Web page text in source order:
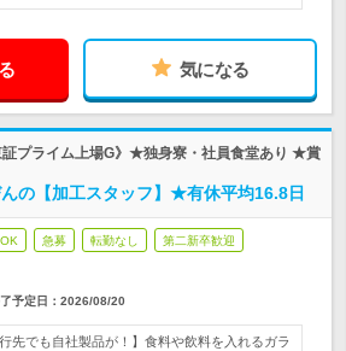
気になる
証プライム上場G》★独身寮・社員食堂あり ★賞
の【加工スタッフ】★有休平均16.8日
急募 転勤なし 第二新卒歓迎
予定日： 2026/08/20
先でも自社製品が！】食料や飲料を入れるガラ